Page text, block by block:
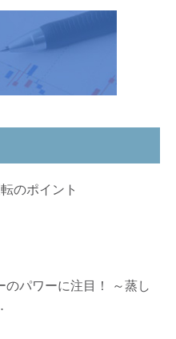
のポイント
のパワーに注目！ ～蒸し